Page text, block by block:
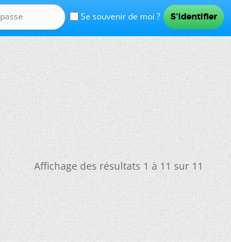
Se souvenir de moi ?
Affichage des résultats 1 à 11 sur 11